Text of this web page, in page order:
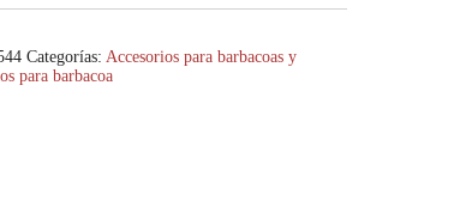
Categorías: Accesorios para barbacoas y
para barbacoa